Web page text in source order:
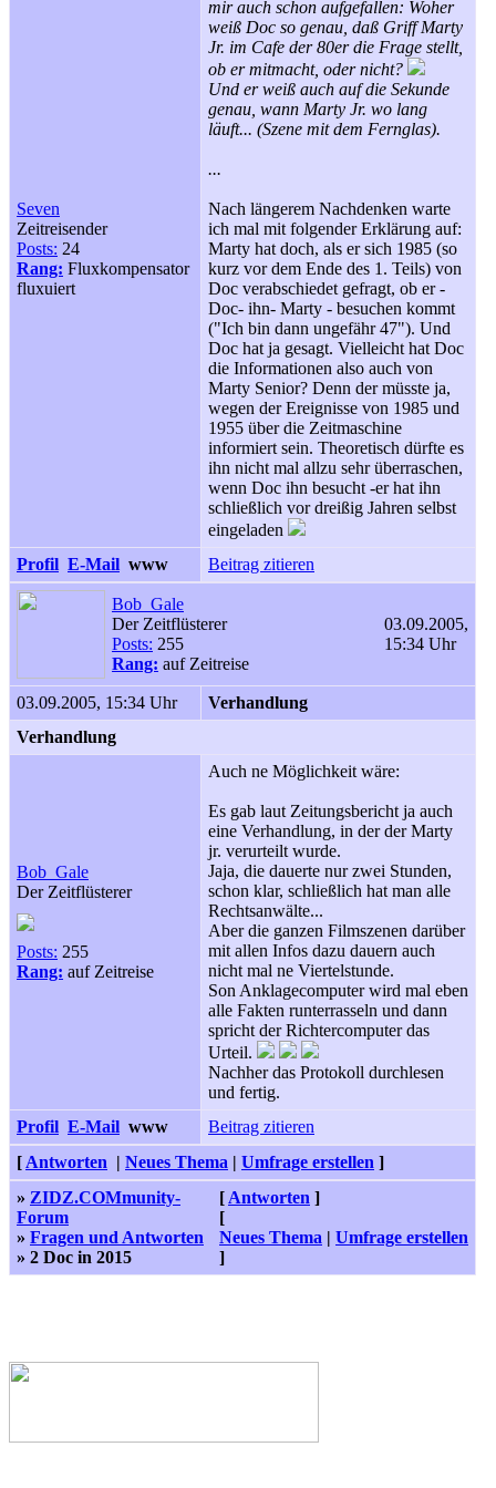
Seven
Zeitreisender
Posts: 24
Rang: Fluxkompensator
fluxuiert
mir auch schon aufgefallen: Woher
weiß Doc so genau, daß Griff Marty
Jr. im Cafe der 80er die Frage stellt,
ob er mitmacht, oder nicht?
Und er weiß auch auf die Sekunde
genau, wann Marty Jr. wo lang
läuft... (Szene mit dem Fernglas).
...
Nach längerem Nachdenken warte
ich mal mit folgender Erklärung auf:
Marty hat doch, als er sich 1985 (so
kurz vor dem Ende des 1. Teils) von
Doc verabschiedet gefragt, ob er -
Doc- ihn- Marty - besuchen kommt
("Ich bin dann ungefähr 47"). Und
Doc hat ja gesagt. Vielleicht hat Doc
die Informationen also auch von
Marty Senior? Denn der müsste ja,
wegen der Ereignisse von 1985 und
1955 über die Zeitmaschine
informiert sein. Theoretisch dürfte es
ihn nicht mal allzu sehr überraschen,
wenn Doc ihn besucht -er hat ihn
schließlich vor dreißig Jahren selbst
eingeladen
Profil E-Mail www Beitrag zitieren
Bob_Gale
Der Zeitflüsterer
Posts: 255
Rang: auf Zeitreise
03.09.2005,
15:34 Uhr
03.09.2005, 15:34 Uhr
Verhandlung
Verhandlung
Bob_Gale
Der Zeitflüsterer
Posts: 255
Rang: auf Zeitreise
Auch ne Möglichkeit wäre:
Es gab laut Zeitungsbericht ja auch
eine Verhandlung, in der der Marty
jr. verurteilt wurde.
Jaja, die dauerte nur zwei Stunden,
schon klar, schließlich hat man alle
Rechtsanwälte...
Aber die ganzen Filmszenen darüber
mit allen Infos dazu dauern auch
nicht mal ne Viertelstunde.
Son Anklagecomputer wird mal eben
alle Fakten runterrasseln und dann
spricht der Richtercomputer das
Urteil.
Nachher das Protokoll durchlesen
und fertig.
Profil E-Mail www
Beitrag zitieren
[ Antworten | Neues Thema | Umfrage erstellen ]
» ZIDZ.COMmunity-
Forum
» Fragen und Antworten
» 2 Doc in 2015
[ Antworten ]
[
Neues Thema | Umfrage erstellen
]